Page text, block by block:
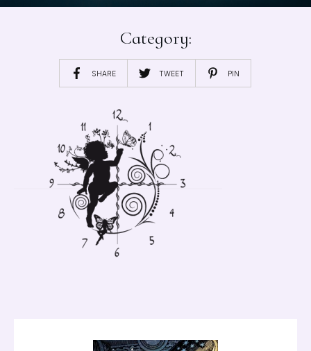
Category:
SHARE TWEET PIN